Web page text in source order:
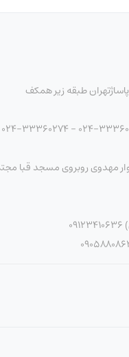
طبقه زیر همکف
مهدوی روبروی مسجد قبا